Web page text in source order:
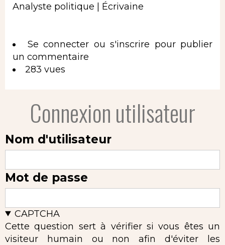
Analyste politique | Écrivaine
Se connecter ou s'inscrire pour publier
un commentaire
283 vues
Connexion utilisateur
Nom d'utilisateur
Mot de passe
CAPTCHA
Cette question sert à vérifier si vous êtes un
visiteur humain ou non afin d'éviter les